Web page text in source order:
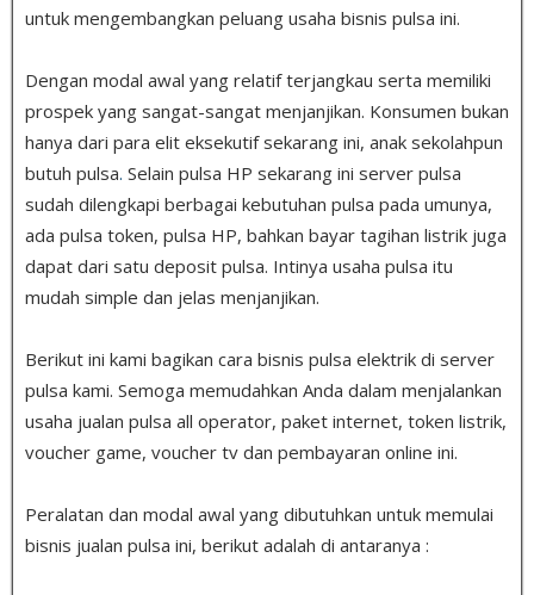
untuk mengembangkan peluang usaha bisnis pulsa ini.
Dengan modal awal yang relatif terjangkau serta memiliki
prospek yang sangat-sangat menjanjikan. Konsumen bukan
hanya dari para elit eksekutif sekarang ini, anak sekolahpun
butuh pulsa. Selain pulsa HP sekarang ini server pulsa
sudah dilengkapi berbagai kebutuhan pulsa pada umunya,
ada pulsa token, pulsa HP, bahkan bayar tagihan listrik juga
dapat dari satu deposit pulsa. Intinya usaha pulsa itu
mudah simple dan jelas menjanjikan.
Berikut ini kami bagikan cara bisnis pulsa elektrik di server
pulsa kami. Semoga memudahkan Anda dalam menjalankan
usaha jualan pulsa all operator, paket internet, token listrik,
voucher game, voucher tv dan pembayaran online ini.
Peralatan dan modal awal yang dibutuhkan untuk memulai
bisnis jualan pulsa ini, berikut adalah di antaranya :